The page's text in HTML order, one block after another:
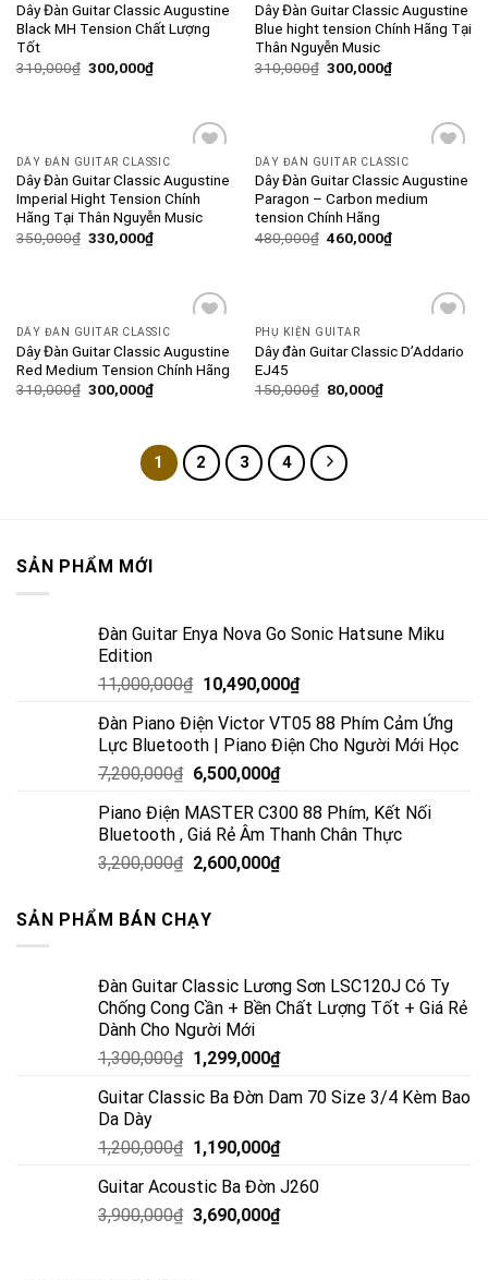
wishlist
Dây Đàn Guitar Classic Augustine
Black MH Tension Chất Lượng
Tốt
310,000₫ 300,000₫
wishlist
Dây Đàn Guitar Classic Augustine
Blue hight tension Chính Hãng Tại
Thân Nguyễn Music
310,000₫ 300,000₫
wishlist
DÂY ĐÀN GUITAR CLASSIC
Dây Đàn Guitar Classic Augustine
Imperial Hight Tension Chính
Hãng Tại Thân Nguyễn Music
350,000₫ 330,000₫
wishlist
DÂY ĐÀN GUITAR CLASSIC
Dây Đàn Guitar Classic Augustine
Paragon – Carbon medium
tension Chính Hãng
480,000₫ 460,000₫
wishlist
DÂY ĐÀN GUITAR CLASSIC
Dây Đàn Guitar Classic Augustine
Red Medium Tension Chính Hãng
310,000₫ 300,000₫
wishlist
PHỤ KIỆN GUITAR
Dây đàn Guitar Classic D’Addario
EJ45
150,000₫ 80,000₫
1 2 3 4
SẢN PHẨM MỚI
Đàn Guitar Enya Nova Go Sonic Hatsune Miku
Edition
11,000,000₫ 10,490,000₫
Đàn Piano Điện Victor VT05 88 Phím Cảm Ứng
Lực Bluetooth | Piano Điện Cho Người Mới Học
7,200,000₫ 6,500,000₫
Piano Điện MASTER C300 88 Phím, Kết Nối
Bluetooth , Giá Rẻ Âm Thanh Chân Thực
3,200,000₫ 2,600,000₫
SẢN PHẨM BÁN CHẠY
Đàn Guitar Classic Lương Sơn LSC120J Có Ty
Chống Cong Cần + Bền Chất Lượng Tốt + Giá Rẻ
Dành Cho Người Mới
1,300,000₫ 1,299,000₫
Guitar Classic Ba Đờn Dam 70 Size 3/4 Kèm Bao
Da Dày
1,200,000₫ 1,190,000₫
Guitar Acoustic Ba Đờn J260
3,900,000₫ 3,690,000₫